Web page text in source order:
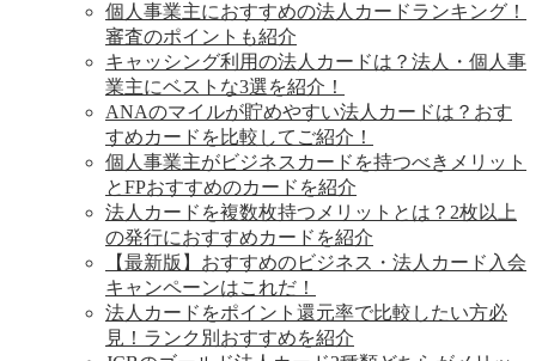
個人事業主におすすめの法人カードランキング！
審査のポイントも紹介
キャッシング利用の法人カードは？法人・個人事
業主にベストな3選を紹介！
ANAのマイルが貯めやすい法人カードは？おす
すめカードを比較してご紹介！
個人事業主がビジネスカードを持つべきメリット
とFPおすすめのカードを紹介
法人カードを複数枚持つメリットとは？2枚以上
の発行におすすめカードを紹介
【最新版】おすすめのビジネス・法人カード入会
キャンペーンはこれだ！
法人カードをポイント還元率で比較したい方必
見！ランク別おすすめを紹介